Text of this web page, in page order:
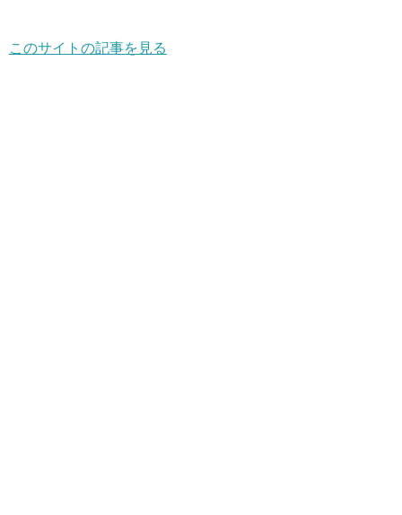
このサイトの記事を見る